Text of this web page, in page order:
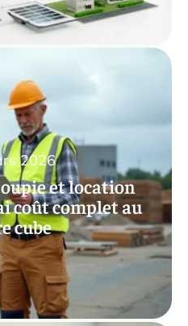
et location
coût complet au
cube
2026